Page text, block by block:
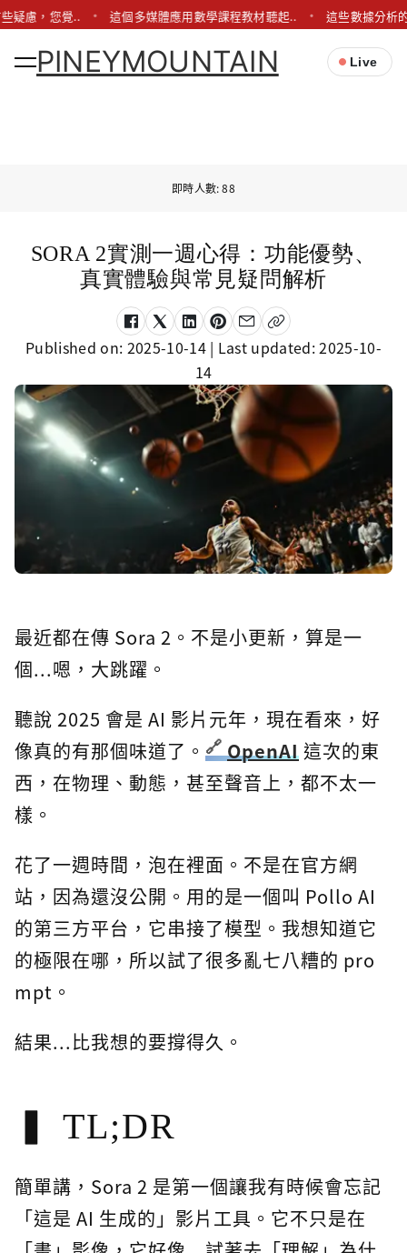
疑慮，您覺.. 這個多媒體應用數學課程教材聽起.. 這些數據分析
PINEYMOUNTAIN Live
即時人數: 88
SORA 2實測一週心得：功能優勢、
真實體驗與常見疑問解析
Published on: 2025-10-14| Last updated:2025-10-
14
最近都在傳 Sora 2。不是小更新，算是一
個...嗯，大跳躍。
聽說 2025 會是 AI 影片元年，現在看來，好
像真的有那個味道了。
OpenAI這次的東
西，在物理、動態，甚至聲音上，都不太一
樣。
花了一週時間，泡在裡面。不是在官方網
站，因為還沒公開。用的是一個叫 Pollo AI
的第三方平台，它串接了模型。我想知道它
的極限在哪，所以試了很多亂七八糟的 pro
mpt。
結果...比我想的要撐得久。
TL;DR
簡單講，Sora 2 是第一個讓我有時候會忘記
「這是 AI 生成的」影片工具。它不只是在